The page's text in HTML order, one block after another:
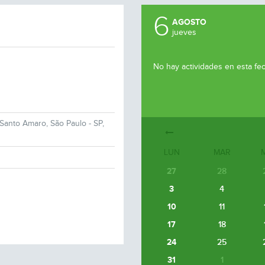
Amaro, São Paulo - SP,
6 AGOSTO
jueves
No hay actividades en esta
LUN MAR
27 28
3
4
10
11
17
18
24
25
31
1